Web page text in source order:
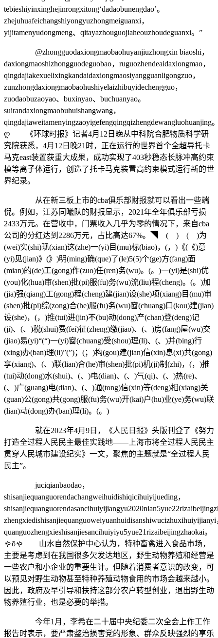
tebieshiyinxinghejinrongxitong‘dadaobunengdao’。
zhejuhuafeichangshiyongyuzhongmeiguanxi，
yijitamenyudongmeng、qitayazhouguojiaheouzhoudeguanxi。”
@zhongguodaxiongmaobaohuyanjiuzhongxin biaoshi，
daxiongmaoshizhongguodeguobao，ruguozhendeaidaxiongmao，
qingdajiakexuelixingkandaidaxiongmaosiyangguanligongzuo，
zunzhongdaxiongmaobaohushiyelaizhibuyidechengguo，
zuodaobuzaoyao、buxinyao、buchuanyao。
suirandaxiongmaobuhuishangwang，
qingdajiaweitamenyingzaoyigefengqingqizhengdewangluohuanjing
ღ 《环球时报》记者4月12日晚从中科院合肥物质科学研
究院获悉，4月12日晚21时，正在运行的世界首个全超导托卡
马克east装置获重大成果，成功实现了403秒稳态长脉冲高约束
模等离子体运行，创造了托卡马克装置高约束模式运行新的世
界纪录。
从在新三板上市的cba俱乐部财报就可以看出一些端
倪。例如，江苏同曦队的财报显示，2021年全年俱乐部亏损
2433万元。在营收中，门票收入几乎为零的情况下，来自cba
公司的分红达到2286万元，占比高达67%。◥ ( ) ( )为
(wei)实(shi)现(xian)这(zhe)一(yi)目(mu)标(biao)，(，)《(《)意
(yi)见(jian)》(》)明(ming)确(que)了(le)5(5)个(ge)方(fang)面
(mian)的(de)工(gong)作(zuo)任(ren)务(wu)。(。)一(yi)是(shi)优
(you)化(hua)审(shen)批(pi)服(fu)务(wu)流(liu)程(cheng)。(。)加
(jia)强(qiang)工(gong)程(cheng)建(jian)设(she)项(xiang)目(mu)审
(shen)批(pi)综(zong)合(he)服(fu)务(wu)窗(chuang)口(kou)建(jian)
设(she)，(，)推(tui)进(jin)不(bu)动(dong)产(chan)登(deng)记
(ji)、(、)税(shui)费(fei)征(zheng)缴(jiao)、(、)房(fang)屋(wu)交
(jiao)易(yi)“(“)一(yi)窗(chuang)受(shou)理(li)、(、)并(bing)行
(xing)办(ban)理(li)”(”)；(；)构(gou)建(jian)信(xin)息(xi)共(gong)
享(xiang)、(、)联(lian)合(he)审(shen)批(pi)机(ji)制(zhi)，(，)推
(tui)动(dong)水(shui)、(、)电(dian)、(、)气(qi)、(、)热(re)、
(、)广(guang)电(dian)、(、)通(tong)信(xin)等(deng)相(xiang)关
(guan)公(gong)共(gong)服(fu)务(wu)开(kai)户(hu)业(ye)务(wu)联
(lian)动(dong)办(ban)理(li)。(。)
就在2023年4月9日，《人民日报》头版刊登了《努力
打造全过程人民民主最佳实践地——上海市将全过程人民民主
贯穿人民城市建设纪实》一文，聚焦的主题就是“全过程人民
民主”。
juciqianbaodao，
shisanjiequanguorendachangweihuidishiqicihuiyijueding，
quanguozhengxieshisanjiesancihuiyiyu5yue21rizaibeijingzhaokai。
ゃōゃ 山水自然保护中心认为，特种畜禽进入食品市场，
主要是考虑到在我国很多欠发达地区，野生动物养殖和经营是
一些农户和小企业的重要生计。但随着消费者意识的改变，可
以预见对野生动物甚至特种养殖动物食用的市场会越来越小。
因此，政府及早引导和扶持这部分农户转型创业，退出野生动
物养殖行业，也是必要的举措。
今年1月，李希在二十届中央纪委二次全会上作工作
报告时表示，要严肃整治损害党的形象、群众反映强烈的享乐